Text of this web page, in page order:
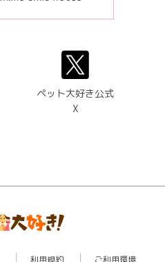
ペット大好き公式
X